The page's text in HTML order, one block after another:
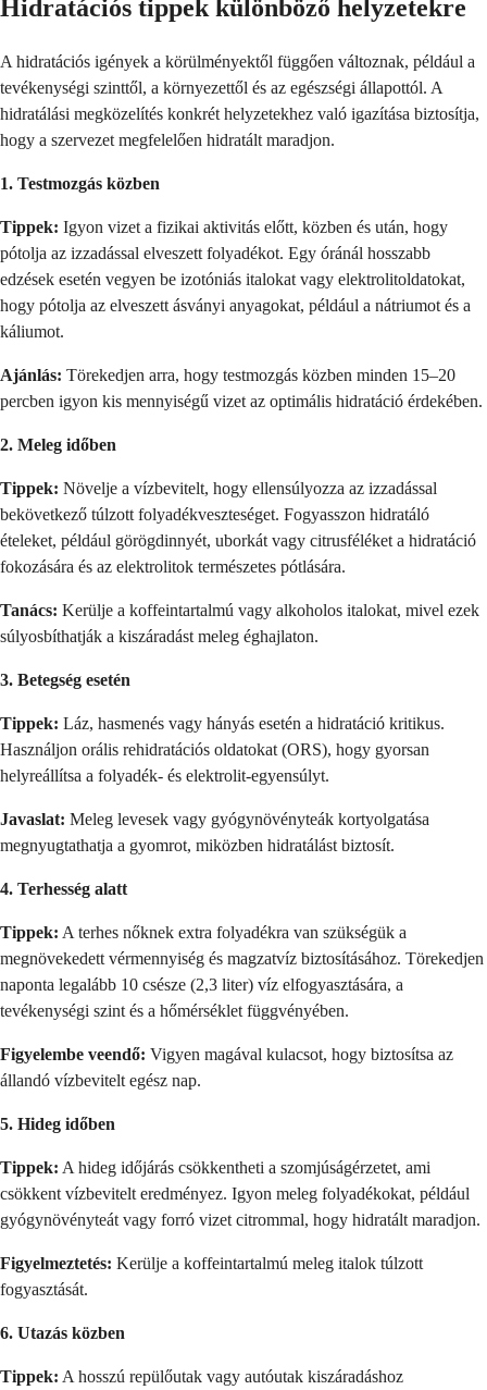
Hidratációs tippek különböző helyzetekre
A hidratációs igények a körülményektől függően változnak, például a
tevékenységi szinttől, a környezettől és az egészségi állapottól. A
hidratálási megközelítés konkrét helyzetekhez való igazítása biztosítja,
hogy a szervezet megfelelően hidratált maradjon.
1. Testmozgás közben
Tippek: Igyon vizet a fizikai aktivitás előtt, közben és után, hogy
pótolja az izzadással elveszett folyadékot. Egy óránál hosszabb
edzések esetén vegyen be izotóniás italokat vagy elektrolitoldatokat,
hogy pótolja az elveszett ásványi anyagokat, például a nátriumot és a
káliumot.
Ajánlás: Törekedjen arra, hogy testmozgás közben minden 15–20
percben igyon kis mennyiségű vizet az optimális hidratáció érdekében.
2. Meleg időben
Tippek: Növelje a vízbevitelt, hogy ellensúlyozza az izzadással
bekövetkező túlzott folyadékveszteséget. Fogyasszon hidratáló
ételeket, például görögdinnyét, uborkát vagy citrusféléket a hidratáció
fokozására és az elektrolitok természetes pótlására.
Tanács: Kerülje a koffeintartalmú vagy alkoholos italokat, mivel ezek
súlyosbíthatják a kiszáradást meleg éghajlaton.
3. Betegség esetén
Tippek: Láz, hasmenés vagy hányás esetén a hidratáció kritikus.
Használjon orális rehidratációs oldatokat (ORS), hogy gyorsan
helyreállítsa a folyadék- és elektrolit-egyensúlyt.
Javaslat: Meleg levesek vagy gyógynövényteák kortyolgatása
megnyugtathatja a gyomrot, miközben hidratálást biztosít.
4. Terhesség alatt
Tippek: A terhes nőknek extra folyadékra van szükségük a
megnövekedett vérmennyiség és magzatvíz biztosításához. Törekedjen
naponta legalább 10 csésze (2,3 liter) víz elfogyasztására, a
tevékenységi szint és a hőmérséklet függvényében.
Figyelembe veendő: Vigyen magával kulacsot, hogy biztosítsa az
állandó vízbevitelt egész nap.
5. Hideg időben
Tippek: A hideg időjárás csökkentheti a szomjúságérzetet, ami
csökkent vízbevitelt eredményez. Igyon meleg folyadékokat, például
gyógynövényteát vagy forró vizet citrommal, hogy hidratált maradjon.
Figyelmeztetés: Kerülje a koffeintartalmú meleg italok túlzott
fogyasztását.
6. Utazás közben
Tippek: A hosszú repülőutak vagy autóutak kiszáradáshoz